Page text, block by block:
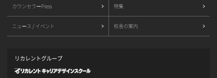
カウンセラーPress 特集
ニュース / イベント 校舎の案内
リカレントグループ